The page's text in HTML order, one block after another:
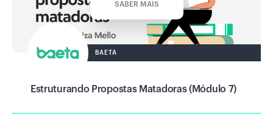
BAETA
SABER MAIS
Estruturando Propostas Matadoras (Módulo 7)